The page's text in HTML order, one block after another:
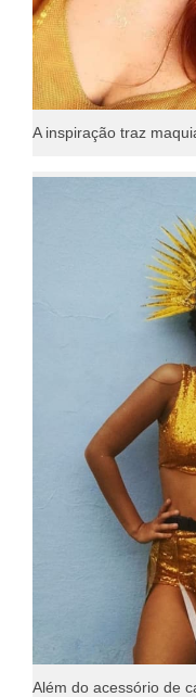
A inspiração traz
Além do acessório de